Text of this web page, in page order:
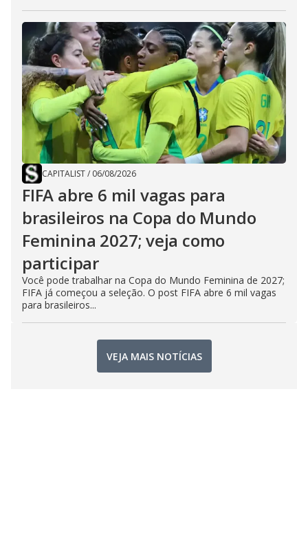
CAPITALIST/ 06/08/2026
FIFA abre 6 mil vagas para
brasileiros na Copa do Mundo
Feminina 2027; veja como
participar
Você pode trabalhar na Copa do Mundo Feminina de 2027;
FIFA já começou a seleção. O post FIFA abre 6 mil vagas
para brasileiros...
VEJA MAIS NOTÍCIAS